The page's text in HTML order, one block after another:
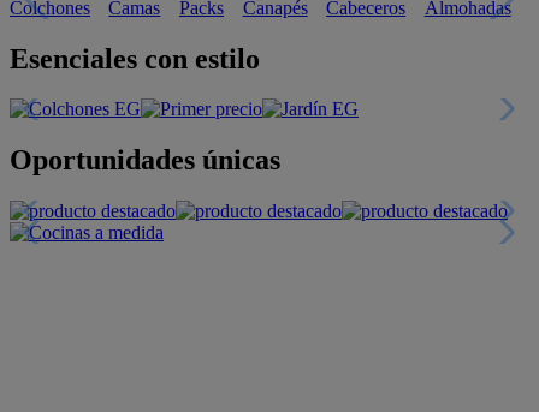
Esenciales con estilo
Oportunidades únicas